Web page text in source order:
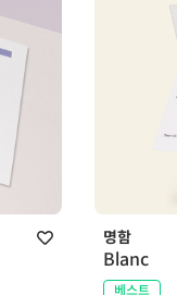
명함
Blanc
베스트